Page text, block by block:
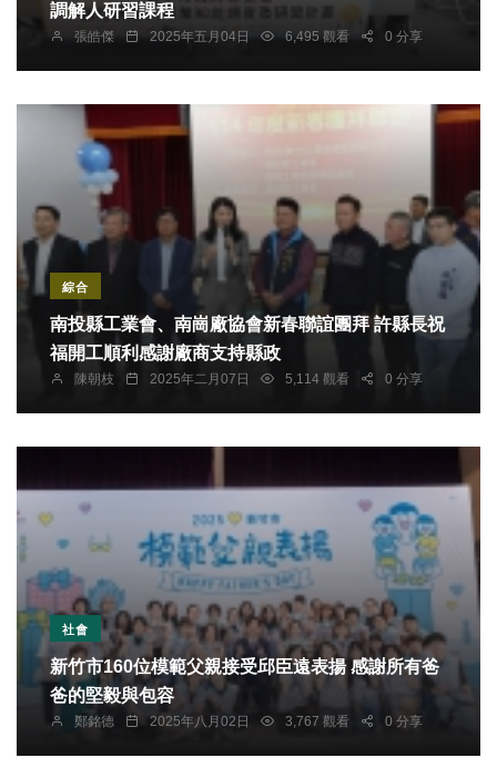
調解人研習課程
張皓傑 2025年五月04日 6,495 觀看 0 分享
綜合
南投縣工業會、南崗廠協會新春聯誼團拜 許縣長祝
福開工順利感謝廠商支持縣政
陳朝枝 2025年二月07日 5,114 觀看 0 分享
社會
新竹市160位模範父親接受邱臣遠表揚 感謝所有爸
爸的堅毅與包容
鄭銘德 2025年八月02日 3,767 觀看 0 分享